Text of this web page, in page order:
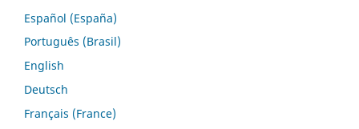
Español (España)
Português (Brasil)
English
Deutsch
Français (France)